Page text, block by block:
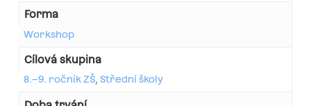
Forma
Workshop
Cílová skupina
8.–9. ročník ZŠ, Střední školy